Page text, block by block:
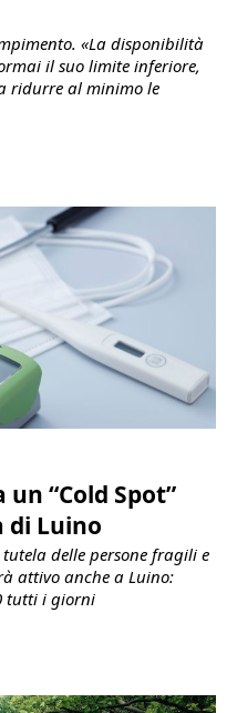
«La disponibilità
il suo limite inferiore,
ridurre al minimo le
“Cold Spot”
di Luino
delle persone fragili e
attivo anche a Luino:
tutti i giorni